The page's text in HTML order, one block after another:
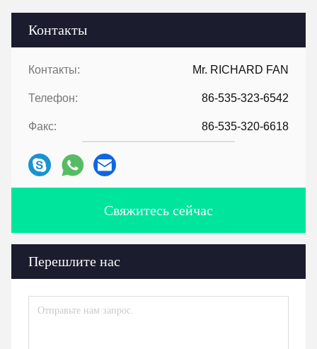
Контакты
Контакты: Mr. RICHARD FAN
Телефон: 86-535-323-6542
Факс: 86-535-320-6618
Свяжитесь сейчас
Перешлите нас